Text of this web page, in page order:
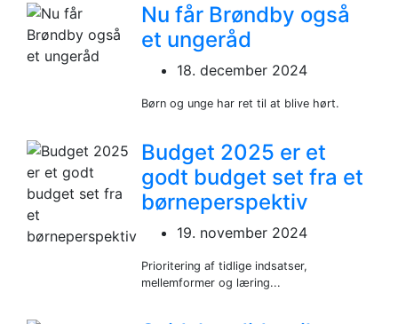
Nu får Brøndby også
et ungeråd
18. december 2024
Børn og unge har ret til at blive hørt.
Budget 2025 er et
godt budget set fra et
børneperspektiv
19. november 2024
Prioritering af tidlige indsatser,
mellemformer og læring...